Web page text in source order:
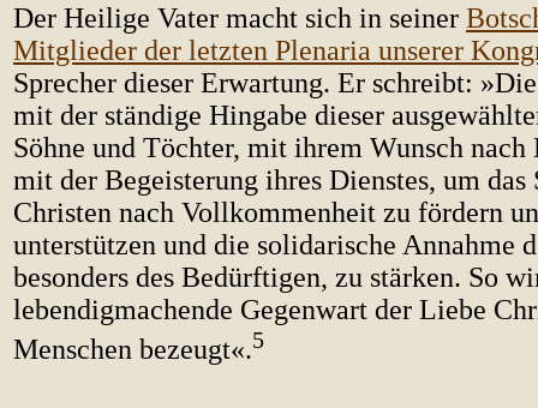
Der Heilige Vater macht sich in seiner
Mitglieder der letzten Plenaria unserer
Sprecher dieser Erwartung. Er schreibt:
mit der ständige Hingabe dieser
Söhne und Töchter, mit ihrem Wunsch
mit der Begeisterung ihres Dienstes, um das
Christen nach Vollkommenheit zu fördern
unterstützen und die solidarische Annahme
besonders des Bedürftigen, zu stärken. So
lebendigmachende Gegenwart der Liebe
Menschen bezeugt«.5